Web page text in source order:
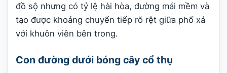
đồ sộ nhưng có tỷ lệ hài hòa, đường mái mềm và
tạo được khoảng chuyển tiếp rõ rệt giữa phố xá
với khuôn viên bên trong.
Con đường dưới bóng cây cổ thụ